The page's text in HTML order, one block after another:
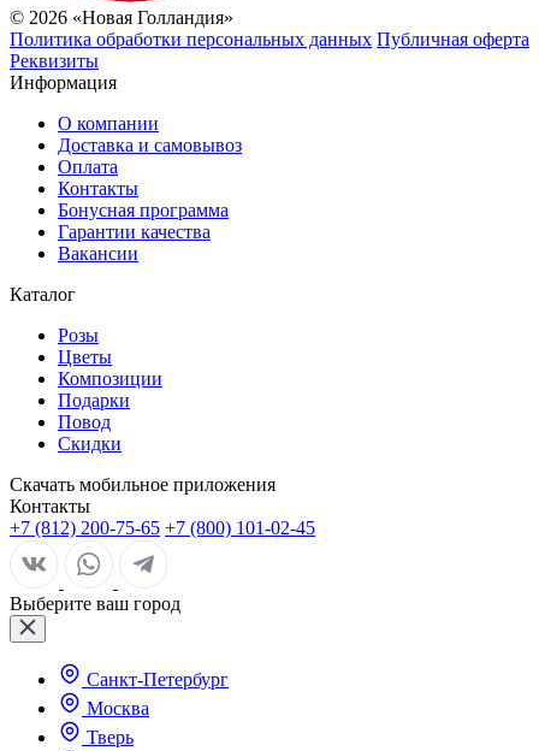
© 2026 «Новая Голландия»
Политика обработки персональных данных Публичная оферта
Реквизиты
Информация
О компании
Доставка и самовывоз
Оплата
Контакты
Бонусная программа
Гарантии качества
Вакансии
Каталог
Розы
Цветы
Композиции
Подарки
Повод
Скидки
Скачать мобильное приложения
Контакты
+7 (812) 200-75-65 +7 (800) 101-02-45
Выберите ваш город
Санкт-Петербург
Москва
Тверь